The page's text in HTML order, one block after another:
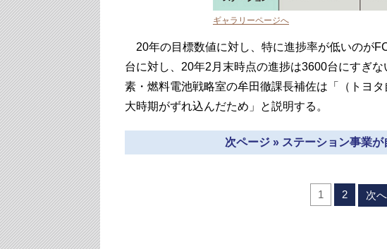
ギャラリーページへ
20年の目標数値に対し、特に進捗率が低いのが
台に対し、20年2月末時点の進捗は3600台にすぎ
素・燃料電池戦略室の牟田徹課長補佐は「（トヨ
大時期がずれ込んだため」と説明する。
次ページ » ステーション事業
1 2 次へ